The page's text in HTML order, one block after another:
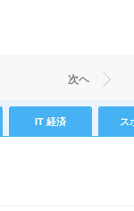
次ヘ
IT 経済 ス